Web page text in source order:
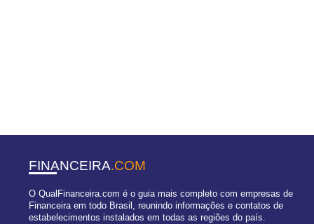
FINANCEIRA.COM
O QualFinanceira.com é o guia mais completo com empresas de
Financeira em todo Brasil, reunindo informações e contatos de
estabelecimentos instalados em todas as regiões do país.